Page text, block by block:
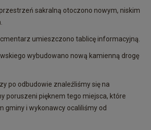
ń sakralną otoczono nowym, niskim
umieszczono tablicę informacyjną.
wybudowano nową kamienną drogę
po odbudowie znaleźliśmy się na
poruszeni pięknem tego miejsca, które
gminy i wykonawcy ocaliliśmy od